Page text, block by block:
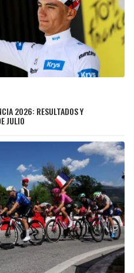
2026: RESULTADOS Y
JULIO